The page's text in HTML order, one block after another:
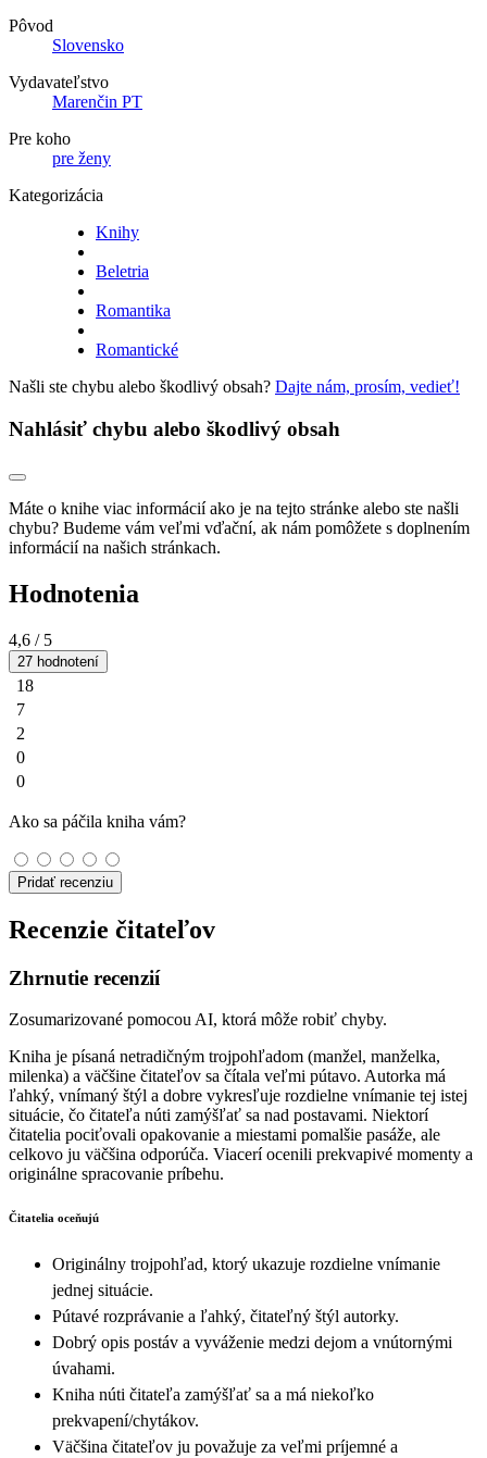
Pôvod
Slovensko
Vydavateľstvo
Marenčin PT
Pre koho
pre ženy
Kategorizácia
Knihy
Beletria
Romantika
Romantické
Našli ste chybu alebo škodlivý obsah? Dajte nám, prosím, vedieť!
Nahlásiť chybu alebo škodlivý obsah
Máte o knihe viac informácií ako je na tejto stránke alebo ste našli
chybu? Budeme vám veľmi vďační, ak nám pomôžete s doplnením
informácií na našich stránkach.
Hodnotenia
4,6 / 5
27 hodnotení
18
7
2
0
0
Ako sa páčila kniha vám?
Pridať recenziu
Recenzie čitateľov
Zhrnutie recenzií
Zosumarizované pomocou AI, ktorá môže robiť chyby.
Kniha je písaná netradičným trojpohľadom (manžel, manželka,
milenka) a väčšine čitateľov sa čítala veľmi pútavo. Autorka má
ľahký, vnímaný štýl a dobre vykresľuje rozdielne vnímanie tej istej
situácie, čo čitateľa núti zamýšľať sa nad postavami. Niektorí
čitatelia pociťovali opakovanie a miestami pomalšie pasáže, ale
celkovo ju väčšina odporúča. Viacerí ocenili prekvapivé momenty a
originálne spracovanie príbehu.
Čitatelia oceňujú
Originálny trojpohľad, ktorý ukazuje rozdielne vnímanie
jednej situácie.
Pútavé rozprávanie a ľahký, čitateľný štýl autorky.
Dobrý opis postáv a vyváženie medzi dejom a vnútornými
úvahami.
Kniha núti čitateľa zamýšľať sa a má niekoľko
prekvapení/chytákov.
Väčšina čitateľov ju považuje za veľmi príjemné a